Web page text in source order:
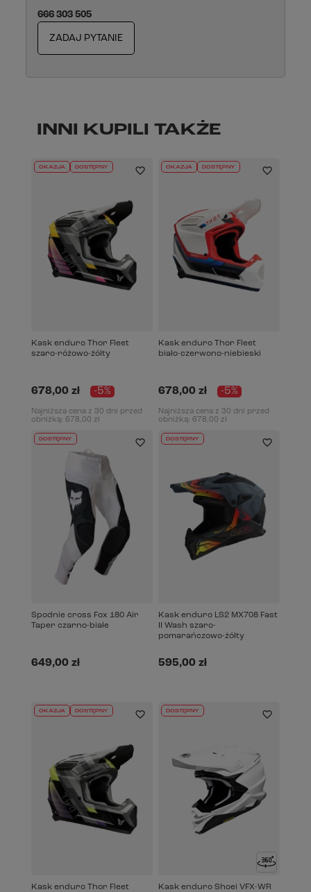
666 303 505
ZADAJ PYTANIE
INNI KUPILI TAKŻE
OKAZJA DOSTĘPNY
Kask enduro Thor Fleet
szaro-różowo-żółty
678,00 zł -5%
Najniższa cena z 30 dni przed
obniżką: 678,00 zł
OKAZJA DOSTĘPNY
Kask enduro Thor Fleet
biało-czerwono-niebieski
678,00 zł -5%
Najniższa cena z 30 dni przed
obniżką: 678,00 zł
DOSTĘPNY
Spodnie cross Fox 180 Air
Taper czarno-białe
649,00 zł
DOSTĘPNY
Kask enduro LS2 MX708 Fast
II Wash szaro-
pomarańczowo-żółty
595,00 zł
OKAZJA DOSTĘPNY
Kask enduro Thor Fleet
DOSTĘPNY
Kask enduro Shoei VFX-WR